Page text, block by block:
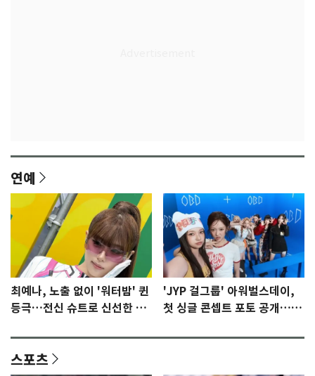
연예
최예나, 노출 없이 '워터밤' 퀸
등극…전신 슈트로 신선한 충
'JYP 걸그룹' 아워벌스데이,
첫 싱글 콘셉트 포토 공개…청
스포츠